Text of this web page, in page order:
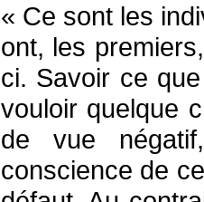
« Ce sont les
ont, les
ci. Savoir ce
vouloir quelque
de vue
conscience de